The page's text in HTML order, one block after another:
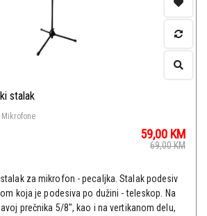
stalak
59,00 KM
69,00KM
za mikrofon - pecaljka. Stalak podesiv
koja je podesiva po dužini - teleskop. Na
prečnika 5/8", kao i na vertikanom delu,